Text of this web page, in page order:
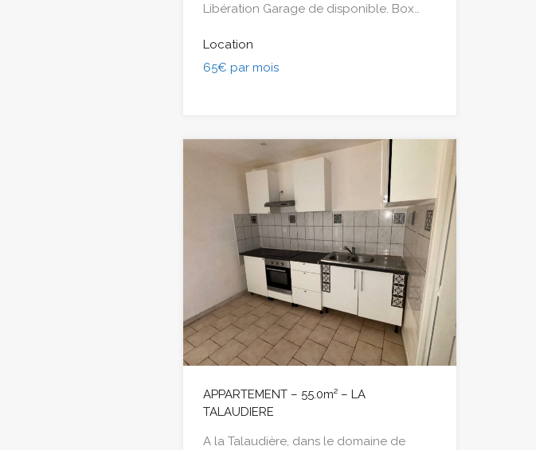
Libération Garage de disponible. Box…
Location
65€ par mois
APPARTEMENT – 55.0m² – LA
TALAUDIERE
A la Talaudière, dans le domaine de